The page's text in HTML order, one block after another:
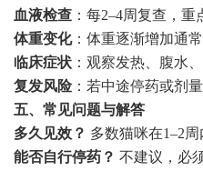
血液检查 ：每2–4周复查，
体重变化：体重逐渐增加通
临床症状 ：观察发热、腹水
复发风险：若中途停药或剂
五、常见问题与解答
多久见效？ 多数猫咪在1–2
能否自行停药？ 不建议，必